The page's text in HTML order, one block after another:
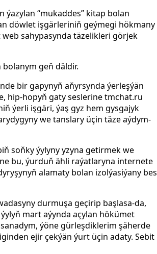
“mukaddes” kitap bolan
döwlet işgärleriniň geýmegi hökmany
sahypasynda täzelikleri görjek
geň däldir.
bir gapynyň aňyrsynda ýerleşýän
hip-hopyň gaty seslerine tmchat.ru
ýerli işgäri, ýaş gyz hem gysgajyk
we tanslary üçin täze aýdym-
soňky ýylyny yzyna getirmek we
bu, ýurduň ähli raýatlaryna internete
alamaty bolan izolýasiýany bes
durmuşa geçirip başlasa-da,
mart aýynda açylan hökümet
ýöne gürleşdiklerim şäherde
ejir çekýän ýurt üçin adaty. Sebit